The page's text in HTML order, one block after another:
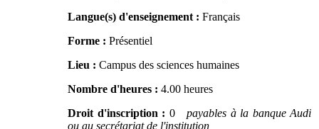
Langue(s) d'enseignement : Français
Forme : Présentiel
Lieu : Campus des sciences humaines
Nombre d'heures : 4.00 heures
Droit d'inscription : 0 payables à la banque Audi
ou au secrétariat de l'institution